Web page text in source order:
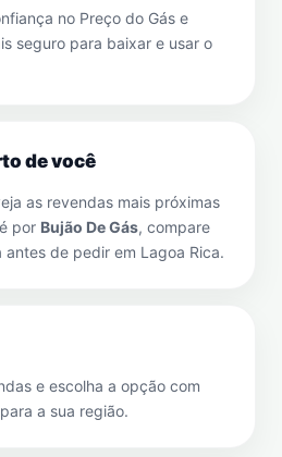
no Preço do Gás e
seguro para baixar e usar o
de você
as revendas mais próximas
por Bujão De Gás, compare
de pedir em Lagoa Rica.
e escolha a opção com
a sua região.